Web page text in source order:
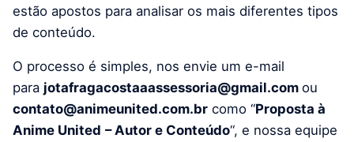
estão apostos para analisar os mais diferentes tipos
de conteúdo.
O processo é simples, nos envie um e-mail
para jotafragacostaaassessoria@gmail.com ou
contato@animeunited.com.br como “Proposta à
Anime United – Autor e Conteúdo“, e nossa equipe